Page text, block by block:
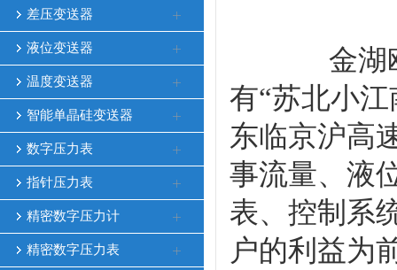
差压变送器
液位变送器
温度变送器
智能单晶硅变送器
数字压力表
指针压力表
精密数字压力计
精密数字压力表
金湖欧旺
有“苏北小
东临京沪高
事流量、液
表、控制系
户的利益为